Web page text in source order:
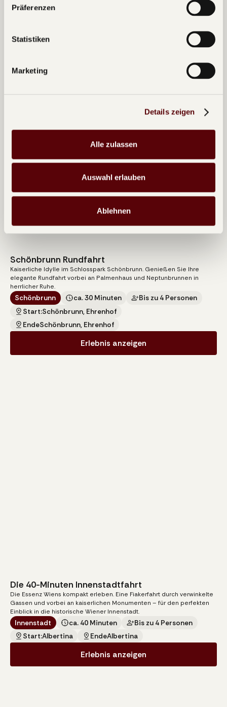
Präferenzen
Statistiken
Marketing
Details zeigen
Alle zulassen
Auswahl erlauben
Ablehnen
95€
pro Kutsche
Schönbrunn Rundfahrt
Kaiserliche Idylle im Schlosspark Schönbrunn. Genießen Sie Ihre
elegante Rundfahrt vorbei an Palmenhaus und Neptunbrunnen in
herrlicher Ruhe.
Schönbrunn ca. 30 Minuten
Bis zu 4 Personen
Start:Schönbrunn, Ehrenhof
EndeSchönbrunn, Ehrenhof
Erlebnis anzeigen
105€
pro Kutsche
Die 40-Minuten Innenstadtfahrt
Die Essenz Wiens kompakt erleben. Eine Fiakerfahrt durch verwinkelte
Gassen und vorbei an kaiserlichen Monumenten – für den perfekten
Einblick in die historische Wiener Innenstadt.
Innenstadt ca. 40 Minuten
Bis zu 4 Personen
Start:Albertina EndeAlbertina
Erlebnis anzeigen